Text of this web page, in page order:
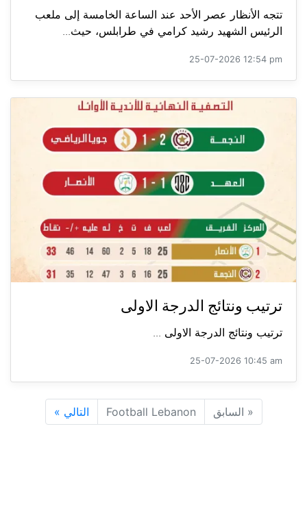
تتجه الأنظار عصر الأحد عند الساعة الخامسة إلى ملعب
الرئيس الشهيد رشيد كرامي في طرابلس، حيث...
25-07-2026 12:54 pm
ترتيب ونتائج الدرجة الاولى
ترتيب ونتائج الدرجة الاولى ...
25-07-2026 10:45 am
« السابق Football Lebanon التالي »